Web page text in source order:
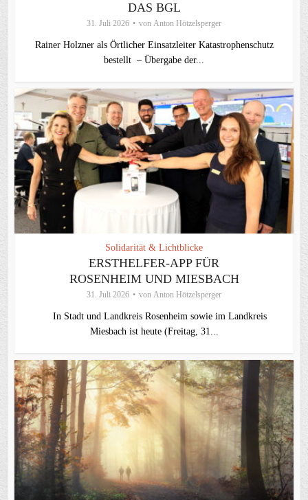
DAS BGL
31. Juli 2026 von Anton Hötzelsperger
Rainer Holzner als Örtlicher Einsatzleiter Katastrophenschutz
bestellt – Übergabe der...
Solidarität & Lichtblicke
ERSTHELFER-APP FÜR
ROSENHEIM UND MIESBACH
31. Juli 2026 von Anton Hötzelsperger
In Stadt und Landkreis Rosenheim sowie im Landkreis
Miesbach ist heute (Freitag, 31...